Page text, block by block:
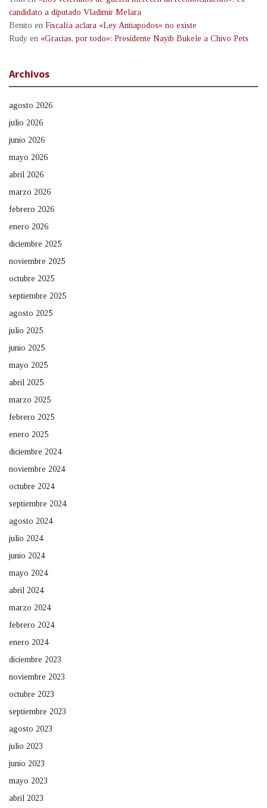
candidato a diputado Vladimir Melara
Benito en Fiscalía aclara «Ley Antiapodos» no existe
Rudy en «Gracias, por todo»: Presidente Nayib Bukele a Chivo Pets
Archivos
agosto 2026
julio 2026
junio 2026
mayo 2026
abril 2026
marzo 2026
febrero 2026
enero 2026
diciembre 2025
noviembre 2025
octubre 2025
septiembre 2025
agosto 2025
julio 2025
junio 2025
mayo 2025
abril 2025
marzo 2025
febrero 2025
enero 2025
diciembre 2024
noviembre 2024
octubre 2024
septiembre 2024
agosto 2024
julio 2024
junio 2024
mayo 2024
abril 2024
marzo 2024
febrero 2024
enero 2024
diciembre 2023
noviembre 2023
octubre 2023
septiembre 2023
agosto 2023
julio 2023
junio 2023
mayo 2023
abril 2023